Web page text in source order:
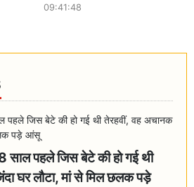
09:41:48
पहले जिस बेटे की हो गई थी
घर लौटा, मां से मिल छलक पड़े